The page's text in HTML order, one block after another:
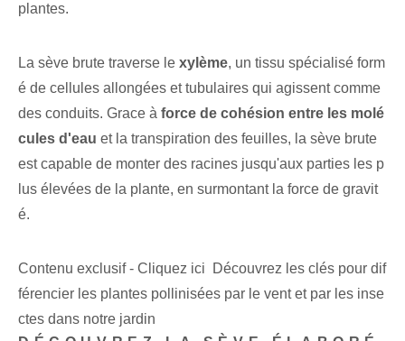
plantes.
La sève brute traverse le xylème, un tissu ⁣spécialisé⁣ form
é de ⁢cellules allongées et tubulaires qui agissent comme
des conduits. Grace à force de cohésion entre les molé
cules d'eau et la transpiration des feuilles, la sève brute
est capable de monter des racines jusqu'aux parties les p
lus élevées de la plante, en surmontant la force de gravit
é.
Contenu exclusif - Cliquez ici Découvrez les clés pour dif
férencier les plantes pollinisées par le vent et par les inse
ctes dans notre jardin